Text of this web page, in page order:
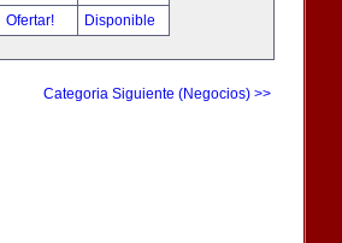
Ofertar! Disponible
Categoria Siguiente (Negocios) >>